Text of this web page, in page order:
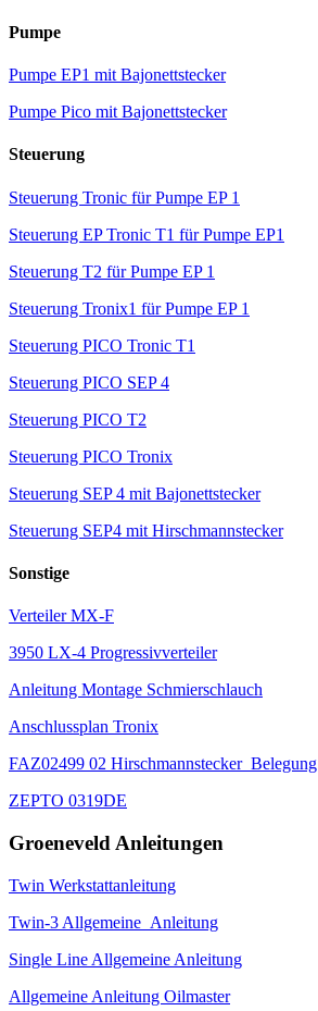
Pumpe
Pumpe EP1 mit Bajonettstecker
Pumpe Pico mit Bajonettstecker
Steuerung
Steuerung Tronic für Pumpe EP 1
Steuerung EP Tronic T1 für Pumpe EP1
Steuerung T2 für Pumpe EP 1
Steuerung Tronix1 für Pumpe EP 1
Steuerung PICO Tronic T1
Steuerung PICO SEP 4
Steuerung PICO T2
Steuerung PICO Tronix
Steuerung SEP 4 mit Bajonettstecker
Steuerung SEP4 mit Hirschmannstecker
Sonstige
Verteiler MX-F
3950 LX-4 Progressivverteiler
Anleitung Montage Schmierschlauch
Anschlussplan Tronix
FAZ02499 02 Hirschmannstecker_Belegung
ZEPTO 0319DE
Groeneveld Anleitungen
Twin Werkstattanleitung
Twin-3 Allgemeine_Anleitung
Single Line Allgemeine Anleitung
Allgemeine Anleitung Oilmaster